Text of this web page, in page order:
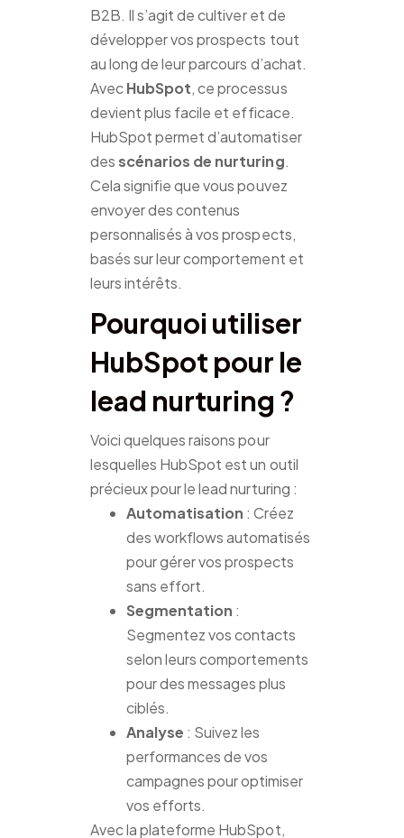
B2B. Il s’agit de cultiver et de
développer vos prospects tout
au long de leur parcours d’achat.
AvecHubSpot, ce processus
devient plus facile et efficace.
HubSpot permet d’automatiser
desscénarios de nurturing.
Cela signifie que vous pouvez
envoyer des contenus
personnalisés à vos prospects,
basés sur leur comportement et
leurs intérêts.
Pourquoi utiliser
HubSpot pour le
lead nurturing ?
Voici quelques raisons pour
lesquelles HubSpot est un outil
précieux pour le lead nurturing :
Automatisation : Créez
des workflows automatisés
pour gérer vos prospects
sans effort.
Segmentation :
Segmentez vos contacts
selon leurs comportements
pour des messages plus
ciblés.
Analyse : Suivez les
performances de vos
campagnes pour optimiser
vos efforts.
Avec la plateforme HubSpot,